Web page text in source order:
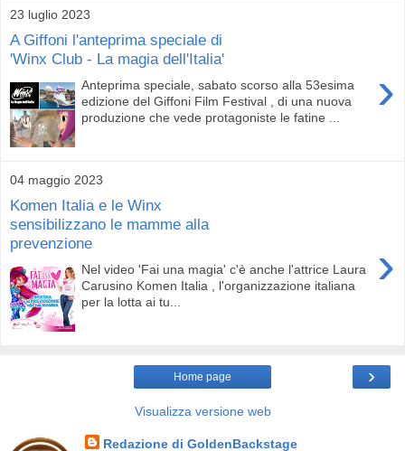
23 luglio 2023
A Giffoni l'anteprima speciale di
'Winx Club - La magia dell'Italia'
›
Anteprima speciale, sabato scorso alla 53esima
edizione del Giffoni Film Festival , di una nuova
produzione che vede protagoniste le fatine ...
04 maggio 2023
Komen Italia e le Winx
sensibilizzano le mamme alla
prevenzione
›
Nel video 'Fai una magia' c'è anche l'attrice Laura
Carusino Komen Italia , l'organizzazione italiana
per la lotta ai tu...
›
Home page
Visualizza versione web
Redazione di GoldenBackstage